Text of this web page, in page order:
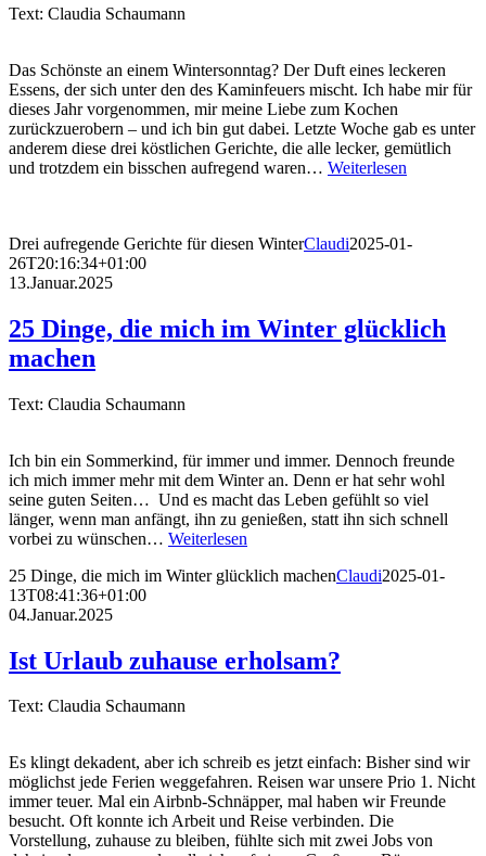
Text: Claudia Schaumann
Das Schönste an einem Wintersonntag? Der Duft eines leckeren
Essens, der sich unter den des Kaminfeuers mischt. Ich habe mir für
dieses Jahr vorgenommen, mir meine Liebe zum Kochen
zurückzuerobern – und ich bin gut dabei. Letzte Woche gab es unter
anderem diese drei köstlichen Gerichte, die alle lecker, gemütlich
und trotzdem ein bisschen aufregend waren… Weiterlesen
Drei aufregende Gerichte für diesen WinterClaudi2025-01-
26T20:16:34+01:00
13.Januar.2025
25 Dinge, die mich im Winter glücklich
machen
Text: Claudia Schaumann
Ich bin ein Sommerkind, für immer und immer. Dennoch freunde
ich mich immer mehr mit dem Winter an. Denn er hat sehr wohl
seine guten Seiten… Und es macht das Leben gefühlt so viel
länger, wenn man anfängt, ihn zu genießen, statt ihn sich schnell
vorbei zu wünschen… Weiterlesen
25 Dinge, die mich im Winter glücklich machenClaudi2025-01-
13T08:41:36+01:00
04.Januar.2025
Ist Urlaub zuhause erholsam?
Text: Claudia Schaumann
Es klingt dekadent, aber ich schreib es jetzt einfach: Bisher sind wir
möglichst jede Ferien weggefahren. Reisen war unsere Prio 1. Nicht
immer teuer. Mal ein Airbnb-Schnäpper, mal haben wir Freunde
besucht. Oft konnte ich Arbeit und Reise verbinden. Die
Vorstellung, zuhause zu bleiben, fühlte sich mit zwei Jobs von